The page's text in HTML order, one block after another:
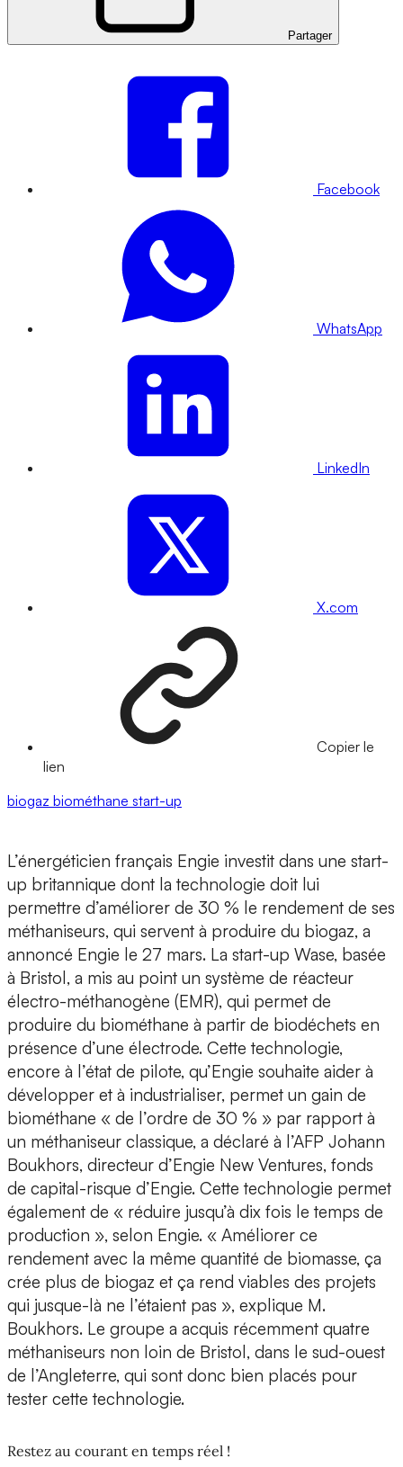
Partager
Facebook
WhatsApp
LinkedIn
X.com
Copier le
lien
biogaz biométhane start-up
L’énergéticien français Engie investit dans une start-
up britannique dont la technologie doit lui
permettre d’améliorer de 30 % le rendement de ses
méthaniseurs, qui servent à produire du biogaz, a
annoncé Engie le 27 mars. La start-up Wase, basée
à Bristol, a mis au point un système de réacteur
électro-méthanogène (EMR), qui permet de
produire du biométhane à partir de biodéchets en
présence d’une électrode. Cette technologie,
encore à l’état de pilote, qu’Engie souhaite aider à
développer et à industrialiser, permet un gain de
biométhane « de l’ordre de 30 % » par rapport à
un méthaniseur classique, a déclaré à l’AFP Johann
Boukhors, directeur d’Engie New Ventures, fonds
de capital-risque d’Engie. Cette technologie permet
également de « réduire jusqu’à dix fois le temps de
production », selon Engie. « Améliorer ce
rendement avec la même quantité de biomasse, ça
crée plus de biogaz et ça rend viables des projets
qui jusque-là ne l’étaient pas », explique M.
Boukhors. Le groupe a acquis récemment quatre
méthaniseurs non loin de Bristol, dans le sud-ouest
de l’Angleterre, qui sont donc bien placés pour
tester cette technologie.
Restez au courant en temps réel !